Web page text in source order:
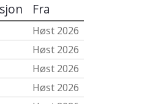
Fra
Høst 2026
Høst 2026
Høst 2026
Høst 2026